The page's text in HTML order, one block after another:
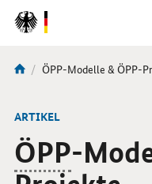
DirektZu:
Navigation
Sie
hier:
Aktuelle
ÖPP-Modelle & ÖPP-
ARTIKEL
ÖPP-